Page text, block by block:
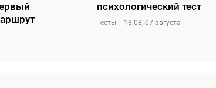
психологический тест
Тесты 13:08, 07 августа